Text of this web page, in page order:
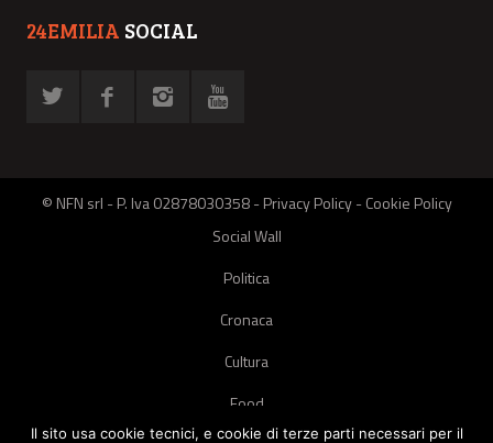
24EMILIA SOCIAL
© NFN srl - P. Iva 02878030358 -Privacy Policy-Cookie Policy
Social Wall
Politica
Cronaca
Cultura
Food
Il sito usa cookie tecnici, e cookie di terze parti necessari per il